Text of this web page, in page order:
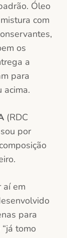
Óleo
com
os
a
para
acima.
(RDC
por
aí em
para
tomo